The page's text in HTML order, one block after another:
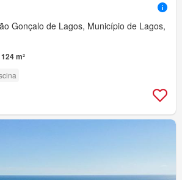
Gonçalo de Lagos, Município de Lagos,
124 m²